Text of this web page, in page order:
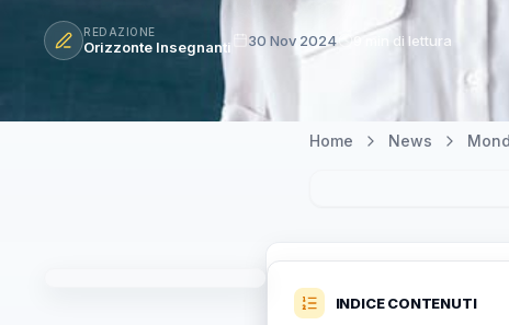
REDAZIONE
Orizzonte Insegnanti 30 Nov 2024 9 min di lettura
Home News
INDICE CONTENUTI